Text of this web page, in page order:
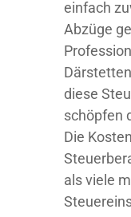
einfach
Abzüge
diese
schöpfen
Die
als viele